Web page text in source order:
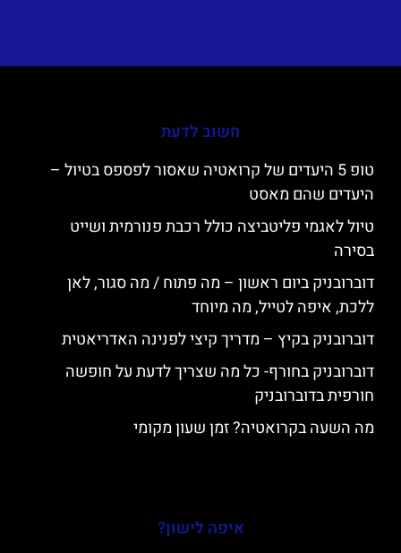
חשוב לדעת
טופ 5 היעדים של קרואטיה שאסור לפספס בטיול –
היעדים שהם מאסט
טיול לאגמי פליטביצה כולל רכבת פנורמית ושייט
בסירה
דוברובניק ביום ראשון – מה פתוח / מה סגור, לאן
ללכת, איפה לטייל, מה מיוחד
דוברובניק בקיץ – מדריך קיצי לפנינה האדריאטית
דוברובניק בחורף- כל מה שצריך לדעת על חופשה
חורפית בדוברובניק
מה השעה בקרואטיה? זמן שעון מקומי
איפה לישון?